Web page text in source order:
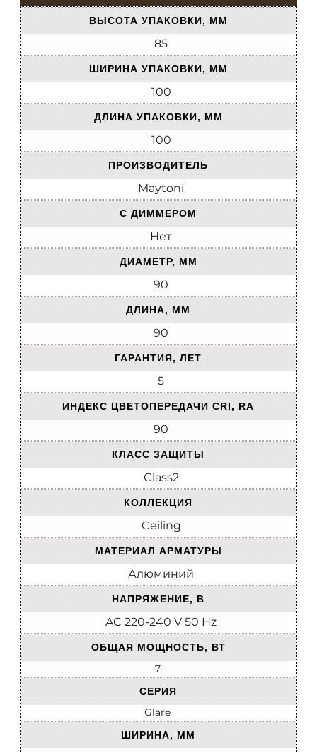
ВЫСОТА УПАКОВКИ, ММ
85
ШИРИНА УПАКОВКИ, ММ
100
ДЛИНА УПАКОВКИ, ММ
100
ПРОИЗВОДИТЕЛЬ
Maytoni
С ДИММЕРОМ
Нет
ДИАМЕТР, ММ
90
ДЛИНА, ММ
90
ГАРАНТИЯ, ЛЕТ
5
ИНДЕКС ЦВЕТОПЕРЕДАЧИ CRI, RA
90
КЛАСС ЗАЩИТЫ
Class2
КОЛЛЕКЦИЯ
Ceiling
МАТЕРИАЛ АРМАТУРЫ
Алюминий
НАПРЯЖЕНИЕ, В
AC 220-240 V 50 Hz
ОБЩАЯ МОЩНОСТЬ, ВТ
7
СЕРИЯ
Glare
ШИРИНА, ММ